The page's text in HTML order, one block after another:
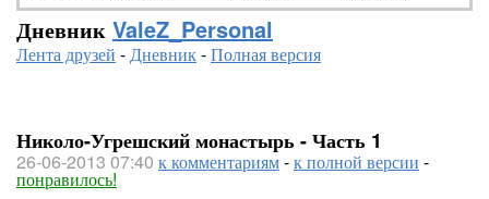
Дневник ValeZ_Personal
Лента друзей -Дневник-Полная версия
Николо-Угрешский монастырь - Часть 1
26-06-2013 07:40 к комментариям-к полной версии -
понравилось!